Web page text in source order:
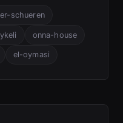
schueren
onna-house
el-oymasi